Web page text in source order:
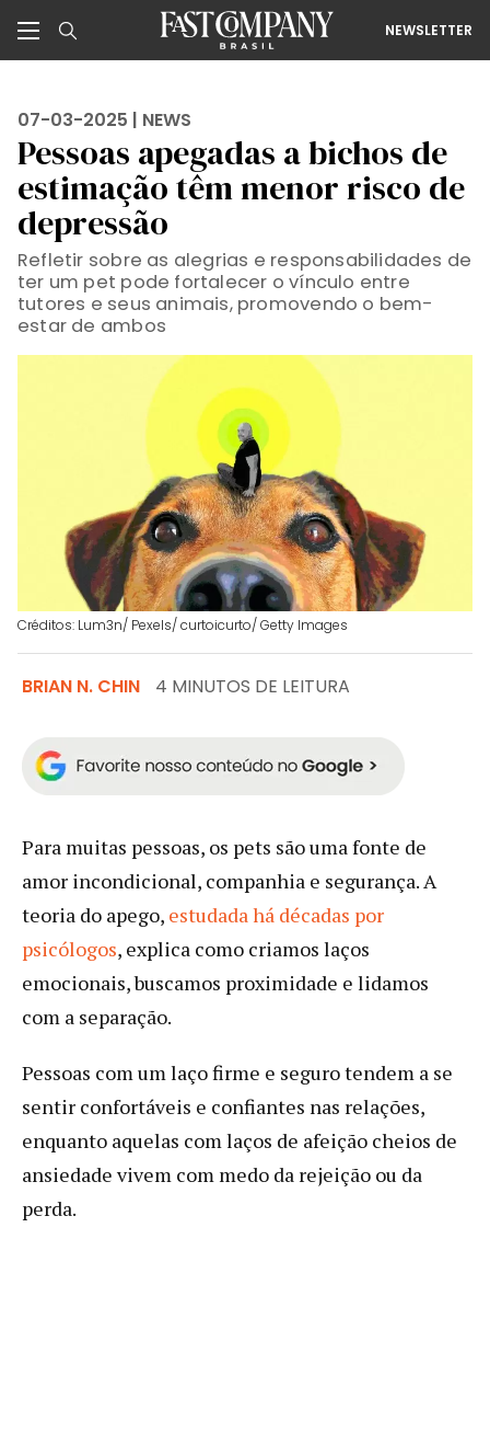
NEWSLETTER
07-03-2025 | NEWS
Pessoas apegadas a bichos de
estimação têm menor risco de
depressão
Refletir sobre as alegrias e responsabilidades de
ter um pet pode fortalecer o vínculo entre
tutores e seus animais, promovendo o bem-
estar de ambos
Créditos: Lum3n/ Pexels/ curtoicurto/ Getty Images
BRIAN N. CHIN 4 MINUTOS DE LEITURA
Para muitas pessoas, os pets são uma fonte de
amor incondicional, companhia e segurança. A
teoria do apego, estudada há décadas por
psicólogos, explica como criamos laços
emocionais, buscamos proximidade e lidamos
com a separação.
Pessoas com um laço firme e seguro tendem a se
sentir confortáveis e confiantes nas relações,
enquanto aquelas com laços de afeição cheios de
ansiedade vivem com medo da rejeição ou da
perda.